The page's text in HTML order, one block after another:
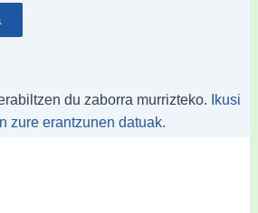
du zaborra murrizteko.
Ikusi
zure erantzunen datuak.